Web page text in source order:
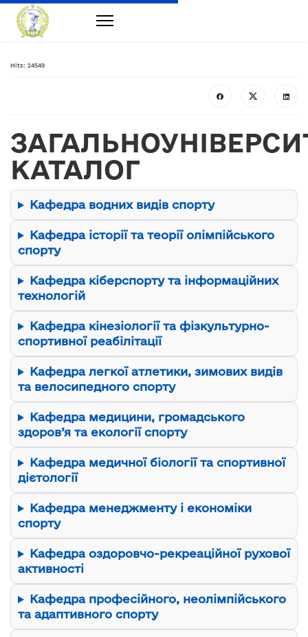
Hits: 24549
КАТАЛОГ
Кафедра водних видів спорту
Кафедра історії та теорії олімпійського
спорту
Кафедра кіберспорту та інформаційних
технологій
Кафедра кінезіології та фізкультурно-
спортивної реабілітації
Кафедра легкої атлетики, зимових видів
та велосипедного спорту
Кафедра медицини, громадського
здоров’я та екології спорту
Кафедра медичної біології та спортивної
дієтології
Кафедра менеджменту і економіки
спорту
Кафедра оздоровчо-рекреаційної рухової
активності
Кафедра професійного, неолімпійського
та адаптивного спорту